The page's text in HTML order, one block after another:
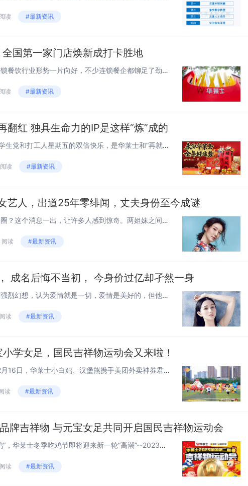
读 #最新资讯
国第一家门店焕新成打卡胜地
随着国民经济的复苏，我国连锁餐饮行业形势一片向好，不少连锁餐企都铆足了劲开店。规模的扩大，能让连锁品牌保持更好的发展态势，具备更强的规模效应，但是，不忘初心，才是连锁品牌长盛不衰的制胜关键。作为我国连锁餐饮品牌巨头，华莱士门店总数已超两万家...
读 #最新资讯
翻红 独具生命力的IP是这样“炼”成的
“快乐星期五，生龙又活虎。”学生党和打工人星期五的双倍快乐，是华莱士和“再就业”老北北给的。努力成为“营销巨头”的华莱士，2023年年底又再次挥舞起“快五”大旗，联合0713“再就业”老北北陆虎、王铮亮、苏醒，在12月发起了几波密集式的“快...
读 #最新资讯
艺人，出道25年零绯闻，丈夫身份至今成谜
高圆圆的亲妹妹高露也在娱乐圈？这个消息一出，让许多人感到惊奇。两姐妹之间的相貌神似让人疑惑，他们难道真的是亲姐妹吗？尽管高露常常被误认为高圆圆，但她并不觉得尴尬或生气，反而感到开心，因为她也是高圆圆的粉丝。然而，她总是温柔地提醒粉丝，自己是...
阅读 #最新资讯
成名后悔不当初， 今身价过亿却孑然一身
人年轻的时候，都对爱情抱着强烈幻想，认为爱情就是一切，爱情是美好的，但他们也总是因为爱情而受伤。被爱情伤害的人，有的选择喝酒麻醉自己，有的会沉浸其中不能自拔，等待另一个爱自己的人来拯救自己，但总会有一些极端的行为，比如两个曾经相爱的人因为分...
读 #最新资讯
学女足，国民吉祥物运动会又来啦！
国民吉祥物运动会又来啦！12月16日，华莱士小白鸡、汉堡熊携手美团外卖神券君，与快乐番薯小番、加多宝小宝、好欢螺螺仔、五爷拌面五爷、海底捞小嗨、亿滋趣多多曲奇人、玛氏M 豆等20个品牌吉祥物组成一支“吉祥物足球队”，在广州浩克足球场，与贵州...
读 #最新资讯
牌吉祥物 与元宝女足共同开启国民吉祥物运动会
“生命在于运动，吃鸡就吃全鸡”，华莱士冬季吃鸡节即将迎来新一轮“高潮”--2023全国第二届国民吉祥物运动会！2023年12月16日，华莱士吉祥物小白鸡将携手美团外卖吉祥物神券君，和贵州的元宝女童女足在广州浩克足球场一起办一场友谊赛。届时还...
读 #最新资讯